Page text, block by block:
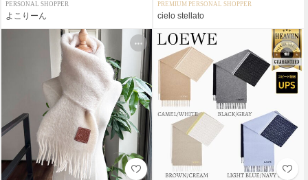
PERSONAL SHOPPER
よこりーん
PREMIUM PERSONAL SHOPPER
cielo stellato